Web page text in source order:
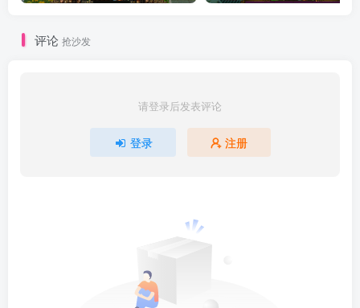
评论 抢沙发
请登录后发表评论
登录 注册